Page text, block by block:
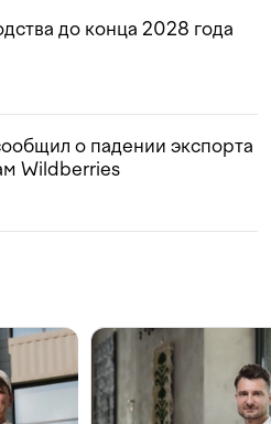
до конца 2028 года
о падении экспорта
Wildberries